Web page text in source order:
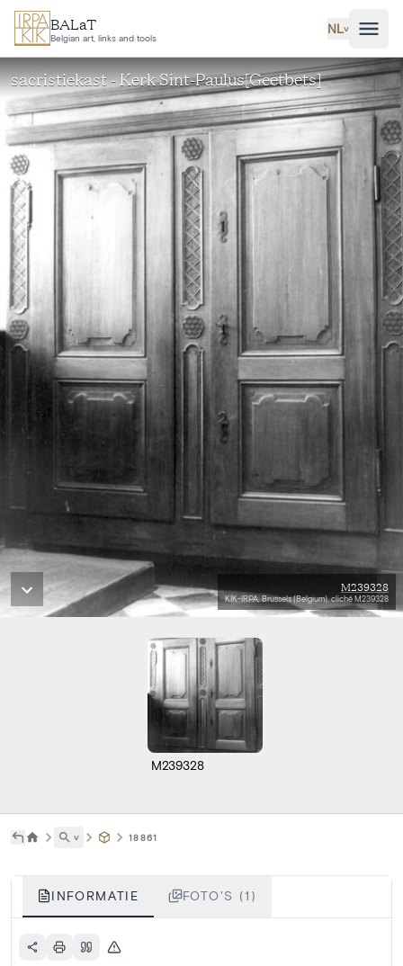
Ga naar hoofdinhoud
BALaT
Belgian art, links and tools
NL˅
sacristiekast - Kerk Sint-Paulus[Geetbets]
M239328
KIK-IRPA, Brussels (Belgium), cliché M239328
M239328
˅ 18861
INFORMATIE FOTO'S (1)